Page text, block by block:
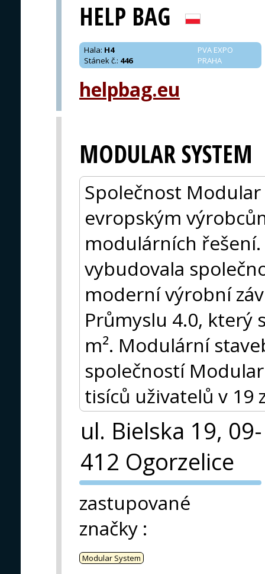
HELP BAG
PVA EXPO
PRAHA
Hala: H4
Stánek č.: 446
helpbag.eu
MODULAR SYSTEM
Společnost
evropským
modulárních
vybudovala
moderní výrobní
Průmyslu 4.0, který
m². Modulární
společností
tisíců uživatelů v 19
ul. Bielska 19, 09-
412 Ogorzelice
PVA EXPO
zastupované
značky :
Modular System